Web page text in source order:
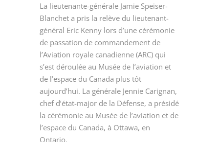
La lieutenante-générale Jamie Speiser-
Blanchet a pris la relève du lieutenant-
général Eric Kenny lors d’une cérémonie
de passation de commandement de
l’Aviation royale canadienne (ARC) qui
s’est déroulée au Musée de l’aviation et
de l’espace du Canada plus tôt
aujourd’hui. La générale Jennie Carignan,
chef d’état-major de la Défense, a présidé
la cérémonie au Musée de l’aviation et de
l’espace du Canada, à Ottawa, en
Ontario.